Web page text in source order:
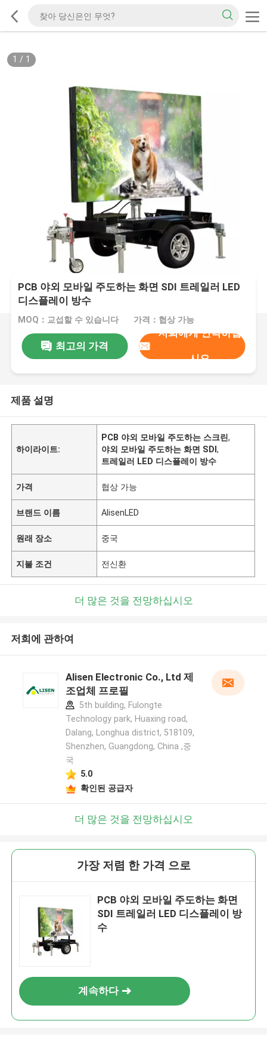
1 / 1
PCB 야외 모바일 주도하는 화면 SDI 트레일러 LED
디스플레이 방수
MOQ：교섭할 수 있습니다 가격：협상 가능
최고의 가격
저희에게 연락하십
시오
제품 설명
하이라이트:
PCB 야외 모바일 주도하는 스크린,
야외 모바일 주도하는 화면 SDI,
트레일러 LED 디스플레이 방수
가격 협상 가능
브랜드 이름 AlisenLED
원래 장소 중국
지불 조건 전신환
더 많은 것을 전망하십시오
저희에 관하여
Alisen Electronic Co., Ltd 제
조업체 프로필
5th building, Fulongte
Technology park, Huaxing road,
Dalang, Longhua district, 518109,
Shenzhen, Guangdong, China ,중
국
5.0
확인된 공급자
더 많은 것을 전망하십시오
가장 저렴 한 가격 으로
PCB 야외 모바일 주도하는 화면
SDI 트레일러 LED 디스플레이 방
수
계속하다